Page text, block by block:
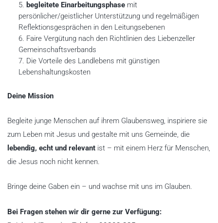
begleitete Einarbeitungsphase mit
persönlicher/geistlicher Unterstützung und regelmäßigen
Reflektionsgesprächen in den Leitungsebenen
Faire Vergütung nach den Richtlinien des Liebenzeller
Gemeinschaftsverbands
Die Vorteile des Landlebens mit günstigen
Lebenshaltungskosten
Deine Mission
Begleite junge Menschen auf ihrem Glaubensweg, inspiriere sie
zum Leben mit Jesus und gestalte mit uns Gemeinde, die
lebendig, echt und relevant ist – mit einem Herz für Menschen,
die Jesus noch nicht kennen.
Bringe deine Gaben ein – und wachse mit uns im Glauben.
Bei Fragen stehen wir dir gerne zur Verfügung: